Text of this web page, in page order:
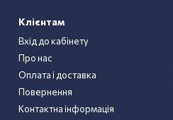
Клієнтам
Вхід до кабінету
Про нас
Оплата і доставка
Повернення
Контактна інформація